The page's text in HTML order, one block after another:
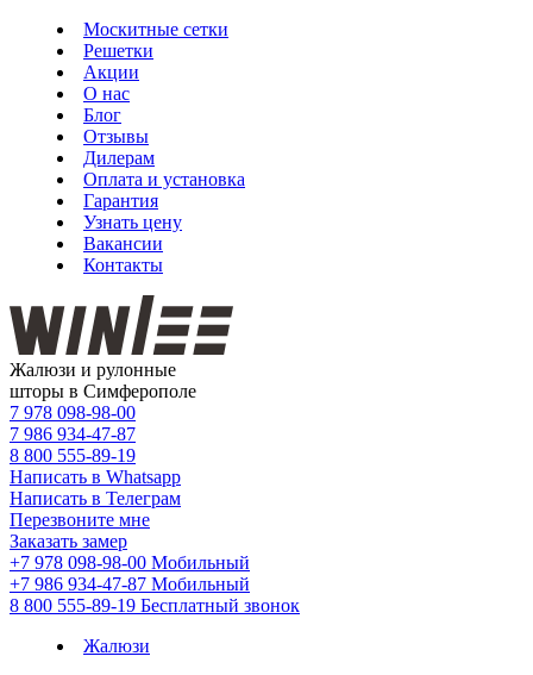
Москитные сетки
Решетки
Акции
О нас
Блог
Отзывы
Дилерам
Оплата и установка
Гарантия
Узнать цену
Вакансии
Контакты
Жалюзи и рулонные
шторы в Симферополе
7 978 098-98-00
7 986 934-47-87
8 800 555-89-19
Написать в Whatsapp
Написать в Телеграм
Перезвоните мне
Заказать замер
+7 978 098-98-00 Мобильный
+7 986 934-47-87 Мобильный
8 800 555-89-19 Бесплатный звонок
Жалюзи